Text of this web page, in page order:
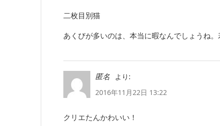
二枚目別猫
あくびが多いのは、本当に暇なんでしょうね。
匿名
より:
2016年11月22日 13:22
クリエたんかわいい！